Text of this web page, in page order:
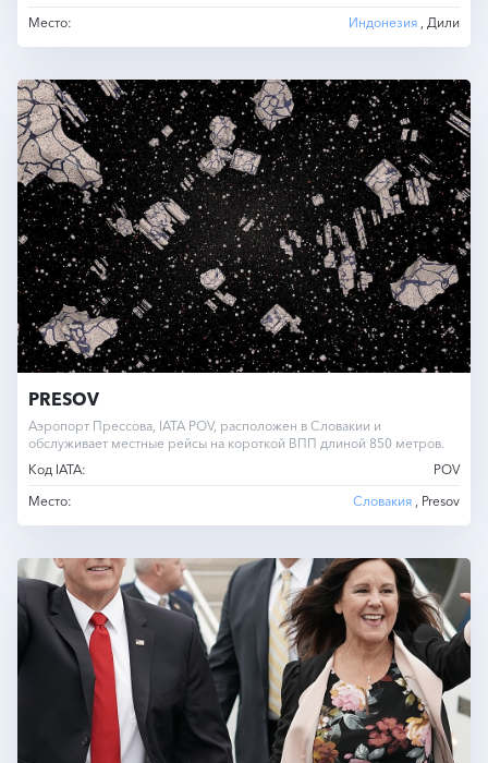
Место:
Индонезия , Дили
PRESOV
Аэропорт Прессова, IATA POV, расположен в Словакии и
обслуживает местные рейсы на короткой ВПП длиной 850 метров.
Код IATA:
POV
Место:
Словакия , Presov